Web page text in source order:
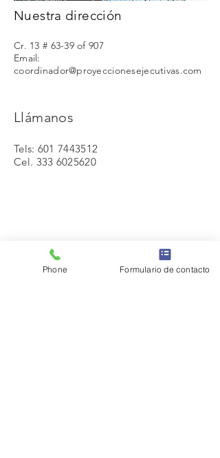
Nuestra dirección
Cr. 13 # 63-39 of 907
Email:
coordinador@proyeccionesejecutivas.com
Llámanos
Tels: 601 7443512
Cel. 333 6025620
Phone Formulario de contacto